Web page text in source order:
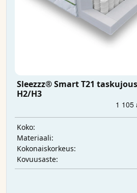
Sleezzz® Smart T21
H2/H3
Koko:
Materiaali:
Kokonaiskorkeus:
Kovuusaste: